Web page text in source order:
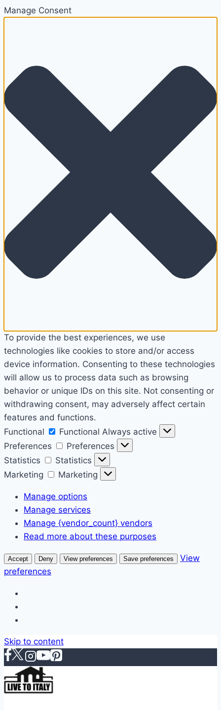
Manage Consent
To provide the best experiences, we use
technologies like cookies to store and/or access
device information. Consenting to these technologies
will allow us to process data such as browsing
behavior or unique IDs on this site. Not consenting or
withdrawing consent, may adversely affect certain
features and functions.
Functional
Functional Always active
Preferences
Preferences
Statistics
Statistics
Marketing
Marketing
Manage options
Manage services
Manage {vendor_count} vendors
Read more about these purposes
Accept Deny View preferences Save preferences
View
preferences
Skip to content